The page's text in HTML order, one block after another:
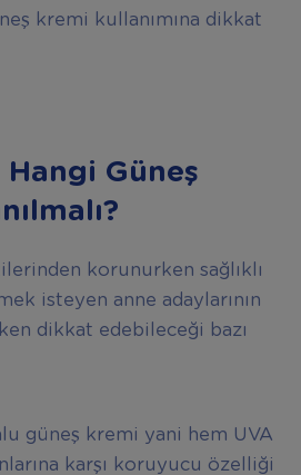
kremi kullanımına dikkat
Güneş
korunurken sağlıklı
isteyen anne adaylarının
dikkat edebileceği bazı
güneş kremi yani hem UVA
karşı koruyucu özelliği